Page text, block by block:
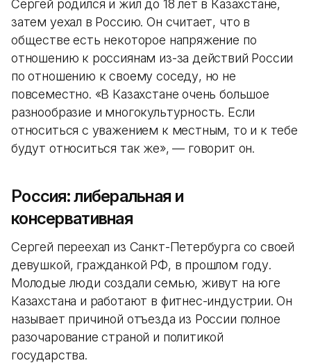
Сергей родился и жил до 18 лет в Казахстане,
затем уехал в Россию. Он считает, что в
обществе есть некоторое напряжение по
отношению к россиянам из-за действий России
по отношению к своему соседу, но не
повсеместно. «В Казахстане очень большое
разнообразие и многокультурность. Если
относиться с уважением к местным, то и к тебе
будут относиться так же», — говорит он.
Россия: либеральная и
консервативная
Сергей переехал из Санкт-Петербурга со своей
девушкой, гражданкой РФ, в прошлом году.
Молодые люди создали семью, живут на юге
Казахстана и работают в фитнес-индустрии. Он
называет причиной отъезда из России полное
разочарование страной и политикой
государства.